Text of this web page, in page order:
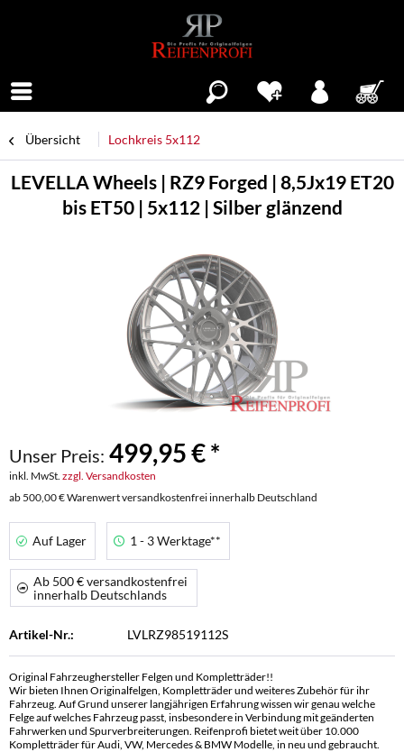
Übersicht Lochkreis 5x112
LEVELLA Wheels | RZ9 Forged | 8,5Jx19 ET20
bis ET50 | 5x112 | Silber glänzend
Unser Preis: 499,95 € *
inkl. MwSt. zzgl. Versandkosten
ab 500,00 € Warenwert versandkostenfrei innerhalb Deutschland
Auf Lager 1 - 3 Werktage**
Ab 500 € versandkostenfrei
innerhalb Deutschlands
Artikel-Nr.: LVLRZ98519112S
Original Fahrzeughersteller Felgen und Kompletträder!!
Wir bieten Ihnen Originalfelgen, Kompletträder und weiteres Zubehör für ihr
Fahrzeug. Auf Grund unserer langjährigen Erfahrung wissen wir genau welche
Felge auf welches Fahrzeug passt, insbesondere in Verbindung mit geänderten
Fahrwerken und Spurverbreiterungen. Reifenprofi bietet weit über 10.000
Kompletträder für Audi, VW, Mercedes & BMW Modelle, in neu und gebraucht.